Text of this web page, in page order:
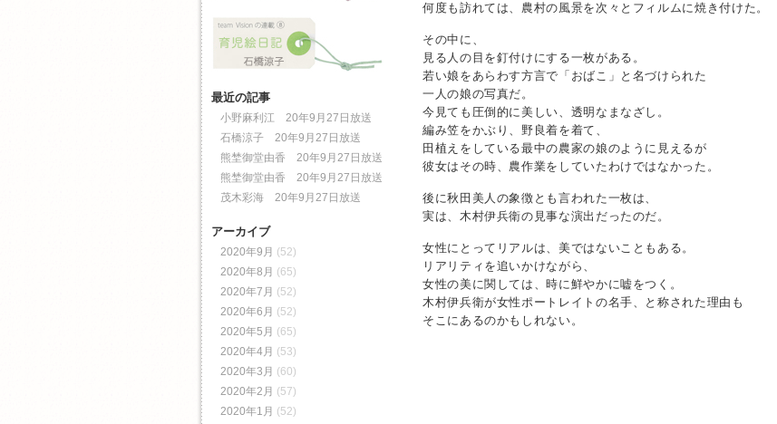
何度も訪れては、農村の風景を次々とフィルムに焼き付けた。
その中に、
見る人の目を釘付けにする一枚がある。
若い娘をあらわす方言で「おばこ」と名づけられた
一人の娘の写真だ。
今見ても圧倒的に美しい、透明なまなざし。
編み笠をかぶり、野良着を着て、
田植えをしている最中の農家の娘のように見えるが
彼女はその時、農作業をしていたわけではなかった。
後に秋田美人の象徴とも言われた一枚は、
実は、木村伊兵衛の見事な演出だったのだ。
女性にとってリアルは、美ではないこともある。
リアリティを追いかけながら、
女性の美に関しては、時に鮮やかに嘘をつく。
木村伊兵衛が女性ポートレイトの名手、と称された理由も
そこにあるのかもしれない。
最近の記事
小野麻利江 20年9月27日放送
石橋涼子 20年9月27日放送
熊埜御堂由香 20年9月27日放送
熊埜御堂由香 20年9月27日放送
茂木彩海 20年9月27日放送
アーカイブ
2020年9月 (52)
2020年8月 (65)
2020年7月 (52)
2020年6月 (52)
2020年5月 (65)
2020年4月 (53)
2020年3月 (60)
2020年2月 (57)
2020年1月 (52)